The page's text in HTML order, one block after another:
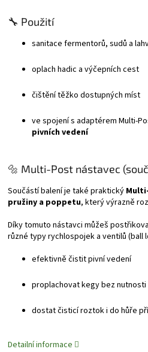
🔧 Použití
sanitace fermentorů, sudů a
oplach hadic a výčepních cest
čištění těžko dostupných míst
ve spojení s adaptérem Multi-
pivních vedení
🔩 Multi-Post nástavec
Součástí balení je také praktický
pružiny a poppetu, který výrazně
Díky tomuto nástavci můžeš
různé typy rychlospojek a ventilů (ball
efektivně čistit pivní vedení
proplachovat kegy bez
dostat čisticí roztok i do hůře
Detailní informace